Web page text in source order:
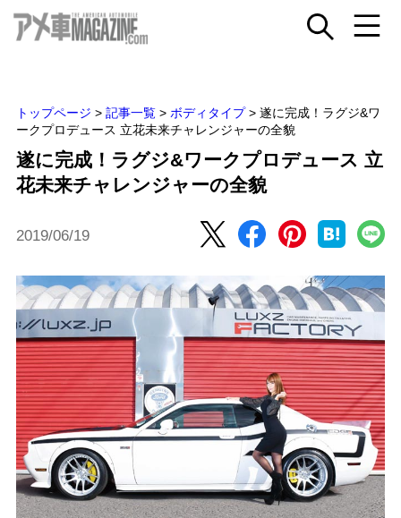
トップページ > 記事一覧 > ボディタイプ > 遂に完成！ラグジ&ワ
ークプロデュース 立花未来チャレンジャーの全貌
遂に完成！ラグジ&ワークプロデュース 立
花未来チャレンジャーの全貌
2019/06/19